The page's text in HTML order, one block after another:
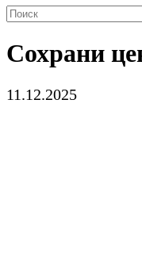
Сохрани
11.12.2025